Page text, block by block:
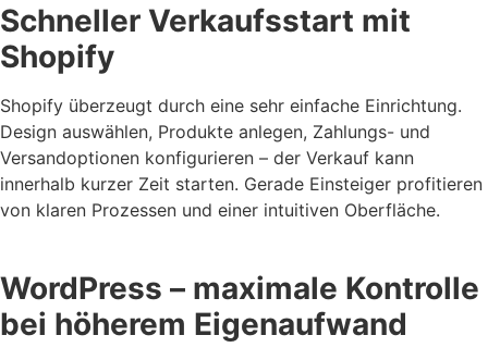
Schneller Verkaufsstart mit
Shopify
Shopify überzeugt durch eine sehr einfache Einrichtung.
Design auswählen, Produkte anlegen, Zahlungs- und
Versandoptionen konfigurieren – der Verkauf kann
innerhalb kurzer Zeit starten. Gerade Einsteiger profitieren
von klaren Prozessen und einer intuitiven Oberfläche.
WordPress – maximale Kontrolle
bei höherem Eigenaufwand